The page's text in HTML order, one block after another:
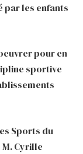
par les enfants
pour en
sportive
Sports du
Cyrille